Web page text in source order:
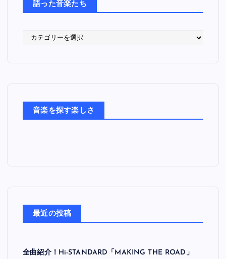
語った音楽たち
音楽を探す楽しさ